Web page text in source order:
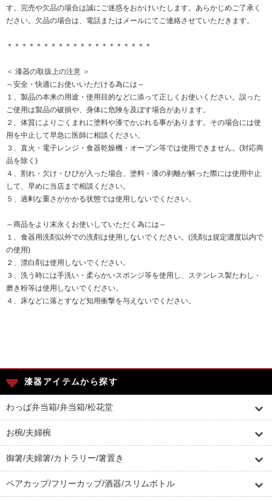
す。完売や欠品の場合は誠にご迷惑をおかけいたします。あらかじめご了承く
ださい。欠品の場合は、電話またはメールにてご連絡させていただきます。
＊＊＊＊＊＊＊＊＊＊＊＊＊＊＊＊＊＊＊＊
＜ 漆器の取扱上の注意 ＞
～安全・快適にお使いいただける為には～
１、製品の本来の用途・使用目的などに添って正しくお使いください。誤った
ご使用は製品の破損や、身体に危険を及ぼす場合があります。
２、体質によりごくまれに塗料や漆でかぶれる事があります。その場合には使
用を中止して早急に医師に相談ください。
３、直火・電子レンジ・食器乾燥機・オーブン等では使用できません。(対応商
品を除く)
４、割れ・欠け・ひびが入った場合、塗料・漆の剥離が解った際には使用中止
して、早めに当店まで相談ください。
５、過剰な重さがかかる状態では使用しないでください。
～商品をより末永くお使いしていただく為には～
１、食器用洗剤以外での洗剤は使用しないでください。(洗剤は規定濃度以内で
の使用)
２、漂白剤は使用しないでください。
３、洗う時には手洗い・柔らかいスポンジ等を使用し、ステンレス製たわし・
磨き粉等は使用しないでください。
４、床などに落とすなど知用衝撃を与えないでください。
漆器アイテムから探す
わっぱ弁当箱/弁当箱/松花堂
お椀/夫婦椀
御箸/夫婦箸/カトラリー/箸置き
ペアカップ/フリーカップ/酒器/スリムボトル